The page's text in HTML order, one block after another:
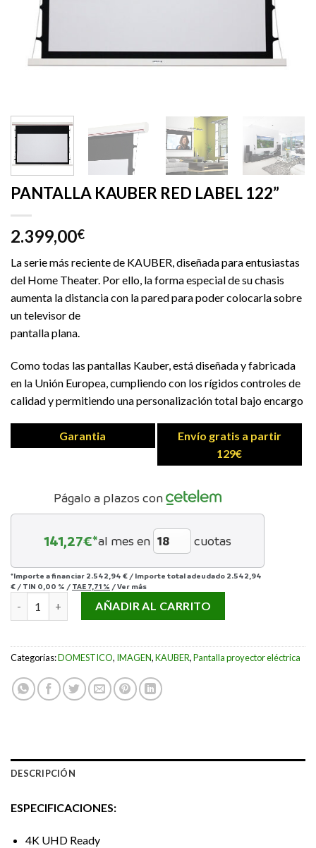
PANTALLA KAUBER RED LABEL 122”
2.399,00€
La serie más reciente de KAUBER, diseñada para entusiastas
del Home Theater. Por ello, la forma especial de su chasis
aumenta la distancia con la pared para poder colocarla sobre
un televisor de
pantalla plana.
Como todas las pantallas Kauber, está diseñada y fabricada
en la Unión Europea, cumpliendo con los rígidos controles de
calidad y permitiendo una personalización total bajo encargo
Garantia
Envío gratis a partir
129€
Págalo a plazos con
141,27€*al mes en cuotas
*Importe a financiar 2.542,94 € / Importe total adeudado 2.542,94
€ / TIN 0,00 % / TAE 7,71 % /Ver más
PANTALLA KAUBER RED LABEL 122” cantidad
AÑADIR AL CARRITO
Categorías:DOMESTICO, IMAGEN,KAUBER,Pantalla proyector eléctrica
DESCRIPCIÓN
ESPECIFICACIONES:
4K UHD Ready